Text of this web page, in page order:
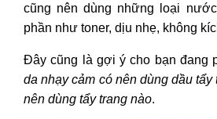
cũng nên dùng những loại
phần như toner, dịu nhẹ, không
Đây cũng là gợi ý cho bạn đang
da nhạy cảm có nên dùng dầu tẩy
nên dùng tẩy trang nào.